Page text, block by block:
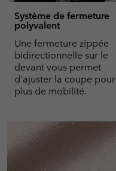
Système de fermeture
polyvalent
Une fermeture zippée
bidirectionnelle sur le
devant vous permet
d'ajuster la coupe pour
plus de mobilité.